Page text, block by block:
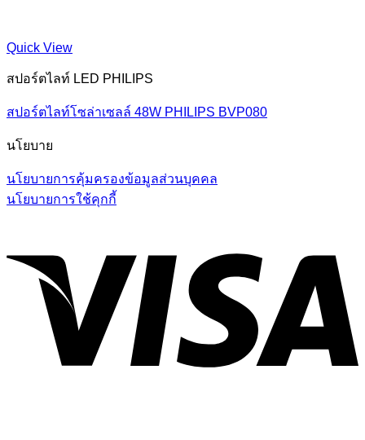
Quick View
สปอร์ตไลท์ LED PHILIPS
สปอร์ตไลท์โซล่าเซลล์ 48W PHILIPS BVP080
นโยบาย
นโยบายการคุ้มครองข้อมูลส่วนบุคคล
นโยบายการใช้คุกกี้